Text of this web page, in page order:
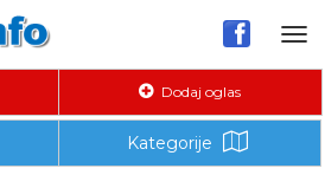
Dodaj oglas
Kategorije